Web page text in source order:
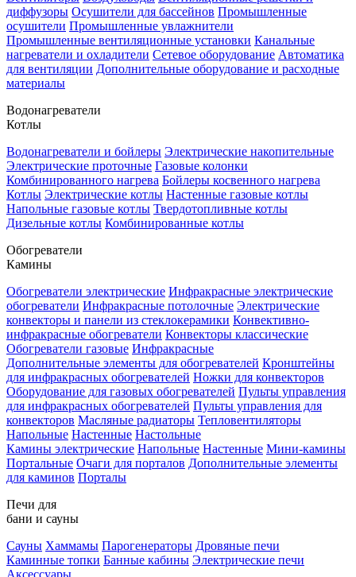
диффузоры Осушители для бассейнов Промышленные
осушители Промышленные увлажнители
Промышленные вентиляционные установки Канальные
нагреватели и охладители Сетевое оборудование Автоматика
для вентиляции Дополнительные оборудование и расходные
материалы
Водонагреватели
Котлы
Водонагреватели и бойлеры Электрические накопительные
Электрические проточные Газовые колонки
Комбинированного нагрева Бойлеры косвенного нагрева
Котлы Электрические котлы Настенные газовые котлы
Напольные газовые котлы Твердотопливные котлы
Дизельные котлы Комбинированные котлы
Обогреватели
Камины
Обогреватели электрические Инфракрасные электрические
обогреватели Инфракрасные потолочные Электрические
конвекторы и панели из стеклокерамики Конвективно-
инфракрасные обогреватели Конвекторы классические
Обогреватели газовые Инфракрасные
Дополнительные элементы для обогревателей Кронштейны
для инфракрасных обогревателей Ножки для конвекторов
Оборудование для газовых обогревателей Пульты управления
для инфракрасных обогревателей Пульты управления для
конвекторов Масляные радиаторы Тепловентиляторы
Напольные Настенные Настольные
Камины электрические Напольные Настенные Мини-камины
Портальные Очаги для порталов Дополнительные элементы
для каминов Порталы
Печи для
бани и сауны
Сауны Хаммамы Парогенераторы Дровяные печи
Каминные топки Банные кабины Электрические печи
Аксессуары